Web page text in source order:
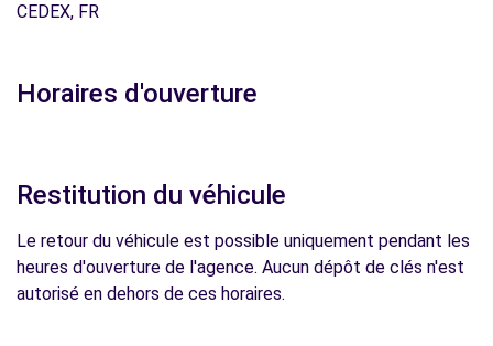
CEDEX, FR
Horaires d'ouverture
Restitution du véhicule
Le retour du véhicule est possible uniquement pendant les
heures d'ouverture de l'agence. Aucun dépôt de clés n'est
autorisé en dehors de ces horaires.